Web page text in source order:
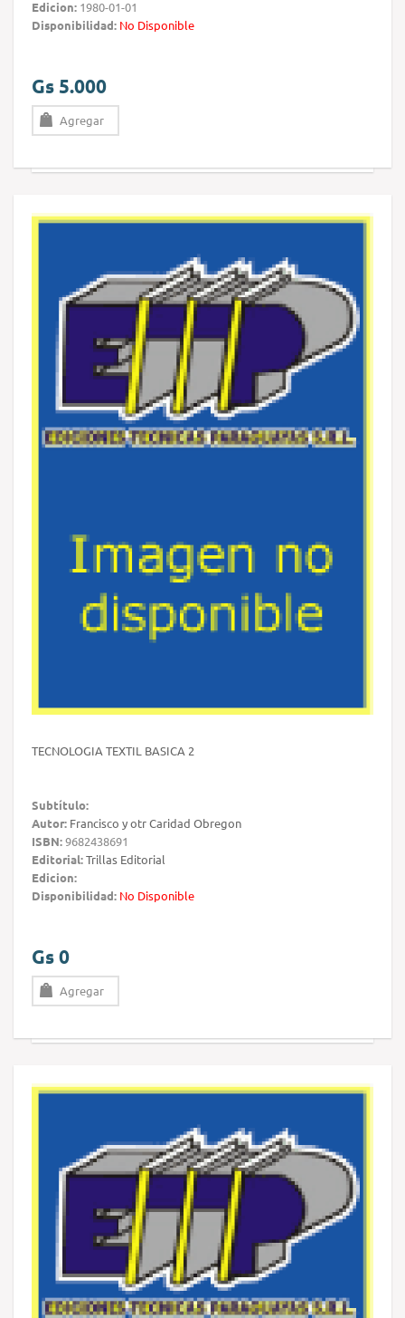
Edicion: 1980-01-01
Disponibilidad: No Disponible
Gs 5.000
Agregar
TECNOLOGIA TEXTIL BASICA 2
Subtítulo:
Autor: Francisco y otr Caridad Obregon
ISBN:9682438691
Editorial:Trillas Editorial
Edicion:
Disponibilidad: No Disponible
Gs 0
Agregar